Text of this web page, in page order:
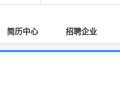
简历中心 招聘企业